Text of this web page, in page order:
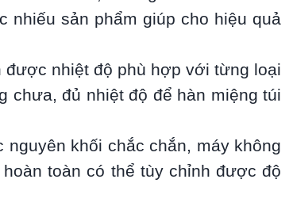
nhiếu sản phẩm giúp cho hiệu quả
được nhiệt độ phù hợp với từng loại
chưa, đủ nhiệt độ để hàn miệng túi
khối chắc chắn, máy không
toàn có thể tùy chỉnh được độ